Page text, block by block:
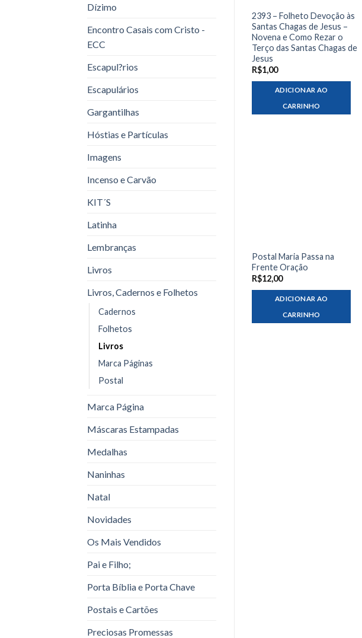
Dízimo
Encontro Casais com Cristo -
ECC
Escapul?rios
Escapulários
Gargantilhas
Hóstias e Partículas
Imagens
Incenso e Carvão
KIT´S
Latinha
Lembranças
Livros
Livros, Cadernos e Folhetos
Cadernos
Folhetos
Livros
Marca Páginas
Postal
Marca Página
Máscaras Estampadas
Medalhas
Naninhas
Natal
Novidades
Os Mais Vendidos
Pai e Filho;
Porta Bíblia e Porta Chave
Postais e Cartões
Preciosas Promessas
2393 – Folheto Devoção às
Santas Chagas de Jesus –
Novena e Como Rezar o
Terço das Santas Chagas de
Jesus
R$1,00
ADICIONAR AO
CARRINHO
Postal Maria Passa na
Frente Oração
R$12,00
ADICIONAR AO
CARRINHO